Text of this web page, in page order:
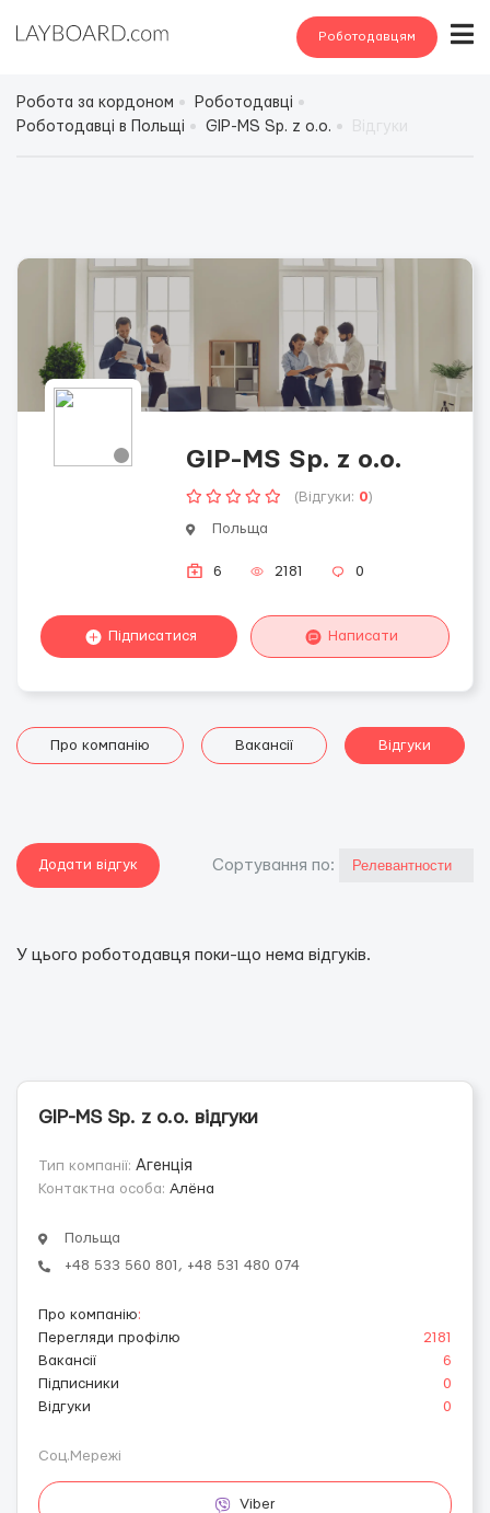
Роботодавцям
Робота за кордоном
Роботодавці
Роботодавці в Польщі
GIP-MS Sp. z o.o.
GIP-MS Sp. z o.o.
(Відгуки: 0)
Польща
6 2181 0
Підписатися Написати
Про компанію Вакансії Відгуки
Додати відгук Сортування по:
У цього роботодавця поки-що нема відгуків.
GIP-MS Sp. z o.o. відгуки
Тип компанії: Агенція
Контактна особа: Алёна
Польща
+48 533 560 801, +48 531 480 074
Про компанію:
Перегляди профілю
2181
Вакансії
6
Підписники
0
Відгуки
0
Соц.Мережі
Viber